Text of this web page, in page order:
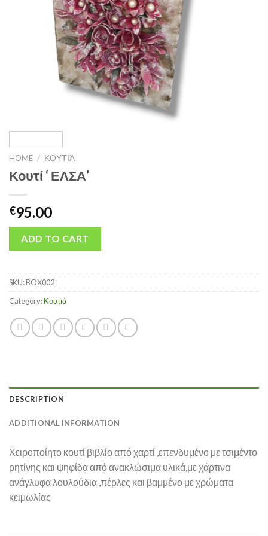
HOME / ΚΟΥΤΙΆ
Κουτί ‘ ΕΛΣΑ’
€95.00
ADD TO CART
SKU:BOX002
Category:Κουτιά
DESCRIPTION
ADDITIONAL INFORMATION
Χειροποίητο κουτί βιβλίο από χαρτί ,επενδυμένο με τσιμέντο
ρητίνης και ψηφίδα από ανακλώσιμα υλικά,με χάρτινα
ανάγλυφα λουλούδια ,πέρλες και βαμμένο με χρώματα
κειμωλίας